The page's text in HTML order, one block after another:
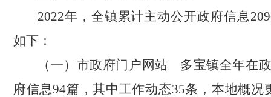
2022年，全镇累计主动公开政府信息
如下：
（一）市政府门户网站
多宝镇全年在
府信息94篇，其中工作动态35条，本地概况